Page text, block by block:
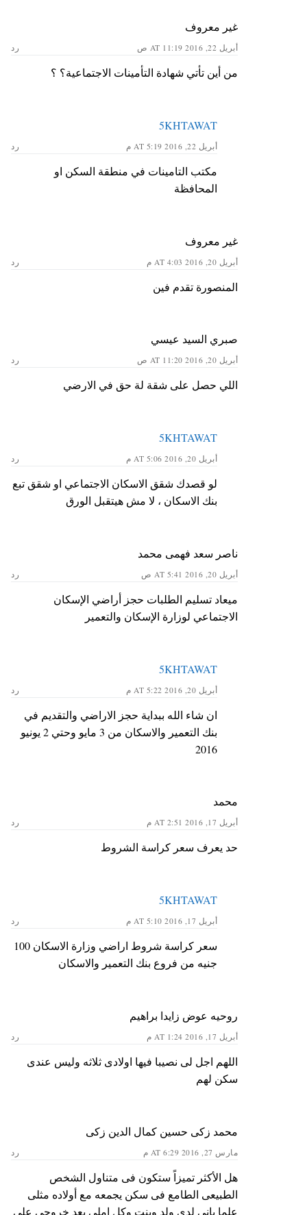
غير معروف
أبريل 22, 2016 AT 11:19 ص رد
من أين تأتي شهادة التأمينات الاجتماعية؟ ؟
5KHTAWAT
أبريل 22, 2016 AT 5:19 م رد
مكتب التامينات في منطقة السكن او
المحافظة
غير معروف
أبريل 20, 2016 AT 4:03 م رد
المنصورة تقدم فين
صبري السيد عيسي
أبريل 20, 2016 AT 11:20 ص رد
اللي حصل على شقة لة حق في اﻻرضي
5KHTAWAT
أبريل 20, 2016 AT 5:06 م رد
لو قصدك شقق الاسكان الاجتماعي او شقق تبع
بنك الاسكان ، لا مش هيتقبل الورق
ناصر سعد فهمى محمد
أبريل 20, 2016 AT 5:41 ص رد
ميعاد تسليم الطلبات حجز أراضي الإسكان
الاجتماعي لوزارة الإسكان والتعمير
5KHTAWAT
أبريل 20, 2016 AT 5:22 م رد
ان شاء الله ببداية حجز الاراضي والتقديم في
بنك التعمير والاسكان من 3 مايو وحتي 2 يونيو
2016
محمد
أبريل 17, 2016 AT 2:51 م رد
حد يعرف سعر كراسة الشروط
5KHTAWAT
أبريل 17, 2016 AT 5:10 م رد
سعر كراسة شروط اراضي وزارة الاسكان 100
جنيه من فروع بنك التعمير والاسكان
روحيه عوض زايدا براهيم
أبريل 17, 2016 AT 1:24 م رد
اللهم اجل لى نصيبا فيها اولادى ثلاثه وليس عندى
سكن لهم
محمد زكى حسين كمال الدين زكى
مارس 27, 2016 AT 6:29 م رد
هل الأكثر تميزاً ستكون فى متناول الشخص
الطبيعى الطامع فى سكن يجمعه مع أولاده مثلى
علما بانى لدى ولد وبنت وكل املى بعد خروجى على